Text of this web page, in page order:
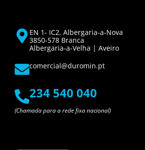
EN 1- IC2, Albergaria-a-Nova
3850-578 Branca
Albergaria-a-Velha | Aveiro
comercial@duromin.pt
234 540 040
(Chamada para a rede fixa nacional)